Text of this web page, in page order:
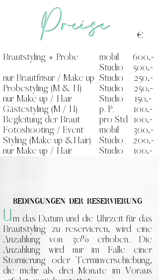
Preise
Brautstyling + Probe
nur Brautfrisur / Make up
Probestyling (M & H)
nur Make up / Hair
Gästestyling (M / H)
Begleitung der Braut
Fotoshooting / Event
Styling (Make up &Hair)
nur Make up / Hair
mobil
Studio
Studio
Studio
Studio
p. P.
pro Std
mobil
Studio
Studio
€
600,-
500,-
250,-
250,-
150,-
100,-
100,-
300,-
200,-
100,-
Bedingungen der Reservierung
Um das Datum und die Uhrzeit für das
Brautstyling zu reservieren, wird eine
Anzahlung von 30% erhoben. Die
Anzahlung wird nur im Falle einer
Stornierung oder Terminverschiebung,
die mehr als drei Monate im Voraus